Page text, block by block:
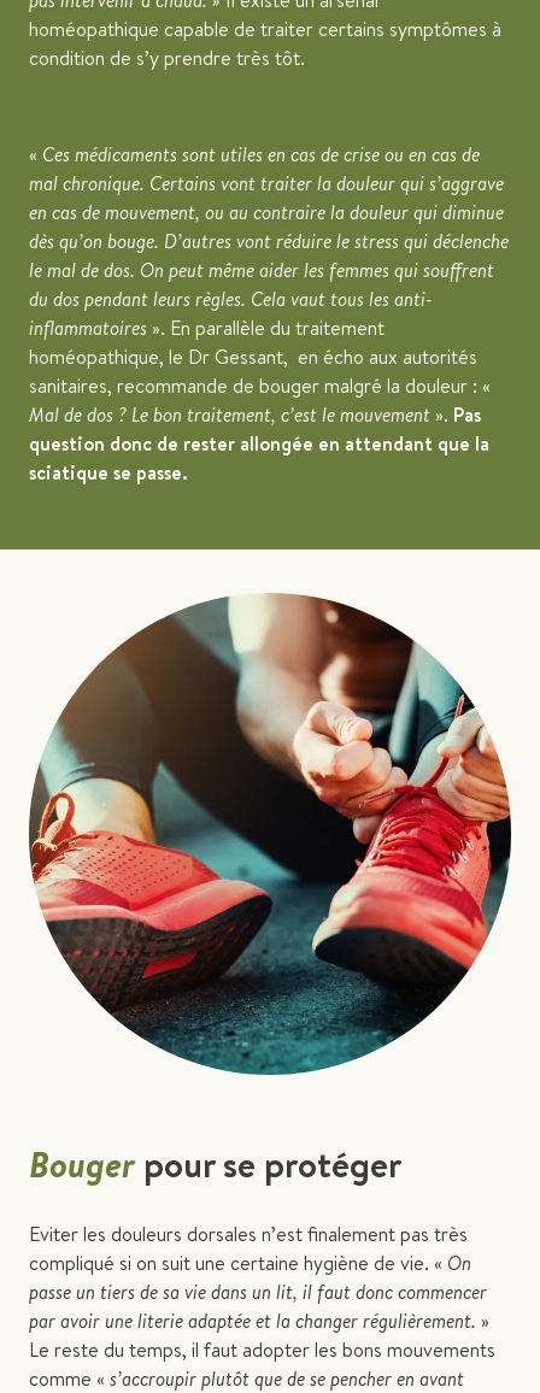
homéopathique capable de traiter certains symptômes à
condition de s’y prendre très tôt.
« Ces médicaments sont utiles en cas de crise ou en cas de
mal chronique. Certains vont traiter la douleur qui s’aggrave
en cas de mouvement, ou au contraire la douleur qui diminue
dès qu’on bouge. D’autres vont réduire le stress qui déclenche
le mal de dos. On peut même aider les femmes qui souffrent
du dos pendant leurs règles. Cela vaut tous les anti-
inflammatoires ». En parallèle du traitement
homéopathique, le Dr Gessant, en écho aux autorités
sanitaires, recommande de bouger malgré la douleur : «
Mal de dos ? Le bon traitement, c’est le mouvement ». Pas
question donc de rester allongée en attendant que la
sciatique se passe.
Bougerpour se protéger
Eviter les douleurs dorsales n’est finalement pas très
compliqué si on suit une certaine hygiène de vie. « On
passe un tiers de sa vie dans un lit, il faut donc commencer
par avoir une literie adaptée et la changer régulièrement. »
Le reste du temps, il faut adopter les bons mouvements
comme « s’accroupir plutôt que de se pencher en avant